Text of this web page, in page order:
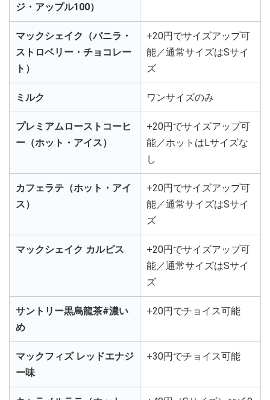
ジ・アップル100）
マックシェイク（バニラ・
ストロベリー・チョコレー
ト）
+20円でサイズアップ可
能／通常サイズはSサイ
ズ
ミルク ワンサイズのみ
プレミアムローストコーヒ
ー（ホット・アイス）
+20円でサイズアップ可
能／ホットはLサイズな
し
カフェラテ（ホット・アイ
ス）
+20円でサイズアップ可
能／通常サイズはSサイ
ズ
マックシェイク カルピス
+20円でサイズアップ可
能／通常サイズはSサイ
ズ
サントリー黒烏龍茶#濃い
め
+20円でチョイス可能
マックフィズ レッドエナジ
ー味
+30円でチョイス可能